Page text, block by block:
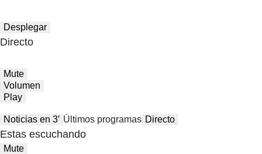
Desplegar
Directo
Mute
Volumen
Play
Noticias en 3′ Últimos programas Directo
Estas escuchando
Mute